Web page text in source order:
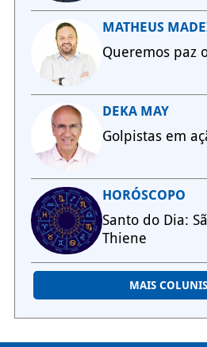
MATHEUS
Queremos paz
DEKA MAY
Golpistas em
HORÓSCOPO
Santo do Dia:
Thiene
MAIS